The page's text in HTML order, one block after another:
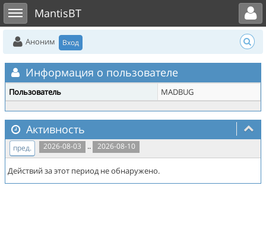
Toggle sidebarMantisBT
Toggle user menu
Аноним Вход
Информация о пользователе
Пользователь MADBUG
Активность
2026-08-03 .. 2026-08-10
пред.
Действий за этот период не обнаружено.